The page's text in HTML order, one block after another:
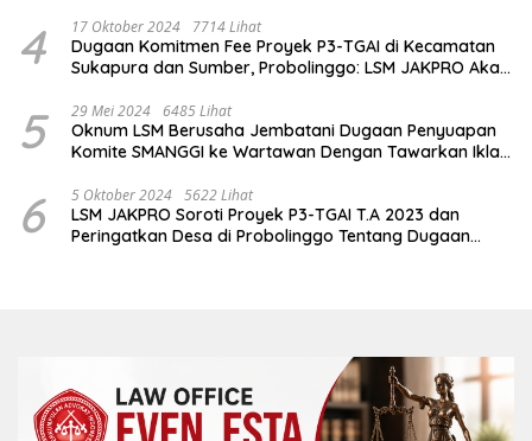
4 17 Oktober 2024 7714 Lihat
Dugaan Komitmen Fee Proyek P3-TGAI di Kecamatan
Sukapura dan Sumber, Probolinggo: LSM JAKPRO Akan
5 29 Mei 2024 6485 Lihat
Oknum LSM Berusaha Jembatani Dugaan Penyuapan
Komite SMANGGI ke Wartawan Dengan Tawarkan Iklan
6 5 Oktober 2024 5622 Lihat
LSM JAKPRO Soroti Proyek P3-TGAI T.A 2023 dan
Peringatkan Desa di Probolinggo Tentang Dugaan